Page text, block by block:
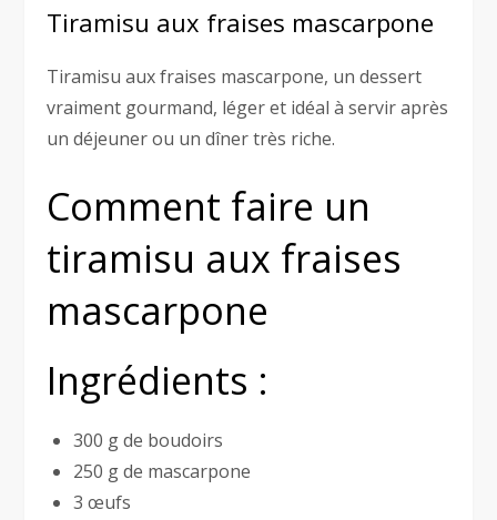
Tiramisu aux fraises mascarpone
Tiramisu aux fraises mascarpone, un dessert
vraiment gourmand, léger et idéal à servir après
un déjeuner ou un dîner très riche.
Comment faire un
tiramisu aux fraises
mascarpone
Ingrédients :
300 g de boudoirs
250 g de mascarpone
3 œufs